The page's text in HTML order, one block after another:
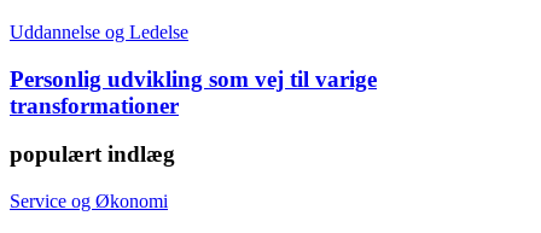
Uddannelse og Ledelse
Personlig udvikling som vej til varige
transformationer
populært indlæg
Service og Økonomi